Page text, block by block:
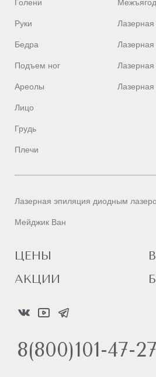
Голени
Руки
Бедра
Подъем ног
Ареолы
Лицо
Грудь
Плечи
Лазерная
Лазерная эпиляция диодным
Мейджик Ван
ЦЕНЫ
АКЦИИ
8(800)101-47-27